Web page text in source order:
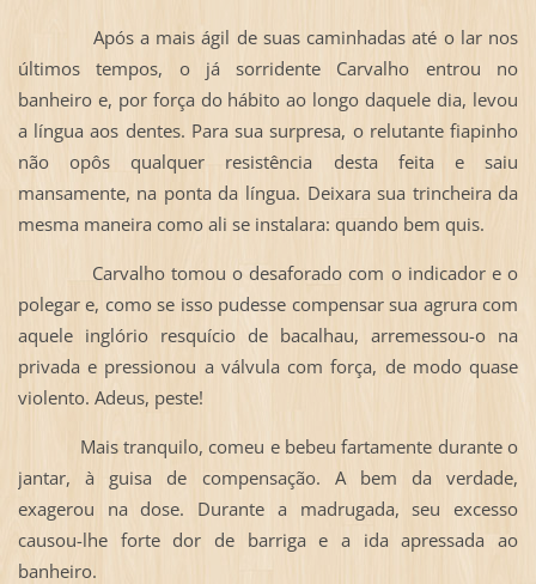
Após a mais ágil de suas caminhadas até o lar nos
últimos tempos, o já sorridente Carvalho entrou no
banheiro e, por força do hábito ao longo daquele dia, levou
a língua aos dentes. Para sua surpresa, o relutante fiapinho
não opôs qualquer resistência desta feita e saiu
mansamente, na ponta da língua. Deixara sua trincheira da
mesma maneira como ali se instalara: quando bem quis.
Carvalho tomou o desaforado com o indicador e o
polegar e, como se isso pudesse compensar sua agrura com
aquele inglório resquício de bacalhau, arremessou-o na
privada e pressionou a válvula com força, de modo quase
violento. Adeus, peste!
Mais tranquilo, comeu e bebeu fartamente durante o
jantar, à guisa de compensação. A bem da verdade,
exagerou na dose. Durante a madrugada, seu excesso
causou-lhe forte dor de barriga e a ida apressada ao
banheiro.